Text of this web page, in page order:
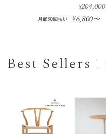
¥204,000
月額30回払い ¥6,800〜
Best Sellers